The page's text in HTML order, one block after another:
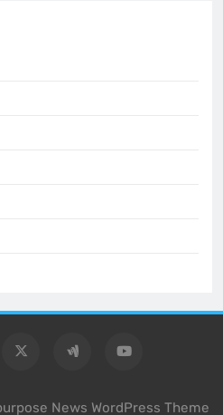
News WordPress Theme